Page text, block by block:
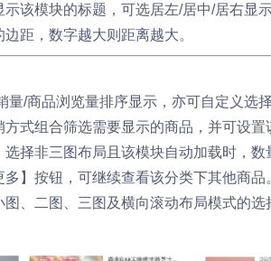
该模块的标题，可选居左/居中/居右显示
距，数字越大则距离越大。
/商品浏览量排序显示，亦可自定义选
式组合筛选需要显示的商品，并可设置
择非三图布局且该模块自动加载时，数
】按钮，可继续查看该分类下其他商品
、二图、三图及横向滚动布局模式的